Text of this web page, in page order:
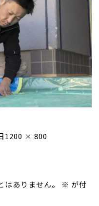
フ
ズ
1200 × 800
ありません。 ※ が付